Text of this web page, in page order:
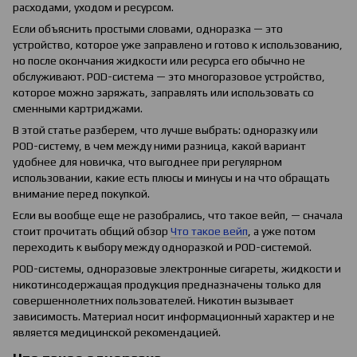
расходами, уходом и ресурсом.
Если объяснить простыми словами, одноразка — это
устройство, которое уже заправлено и готово к использованию,
но после окончания жидкости или ресурса его обычно не
обслуживают. POD-система — это многоразовое устройство,
которое можно заряжать, заправлять или использовать со
сменными картриджами.
В этой статье разберем, что лучше выбрать: одноразку или
POD-систему, в чем между ними разница, какой вариант
удобнее для новичка, что выгоднее при регулярном
использовании, какие есть плюсы и минусы и на что обращать
внимание перед покупкой.
Если вы вообще еще не разобрались, что такое вейп, — сначала
стоит прочитать общий обзор Что такое вейп, а уже потом
переходить к выбору между одноразкой и POD-системой.
POD-системы, одноразовые электронные сигареты, жидкости и
никотинсодержащая продукция предназначены только для
совершеннолетних пользователей. Никотин вызывает
зависимость. Материал носит информационный характер и не
является медицинской рекомендацией.